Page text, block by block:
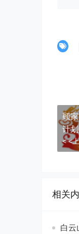
顾
计
< <
相关
白云